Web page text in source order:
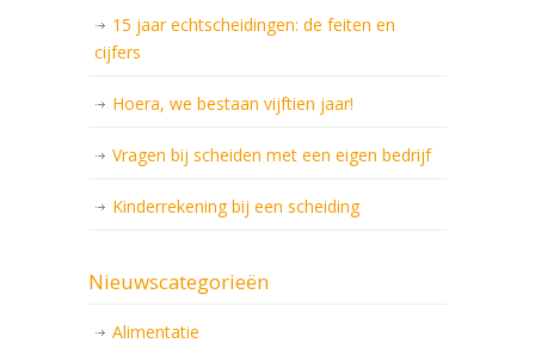
15 jaar echtscheidingen: de feiten en
cijfers
Hoera, we bestaan vijftien jaar!
Vragen bij scheiden met een eigen bedrijf
Kinderrekening bij een scheiding
Nieuwscategorieën
Alimentatie